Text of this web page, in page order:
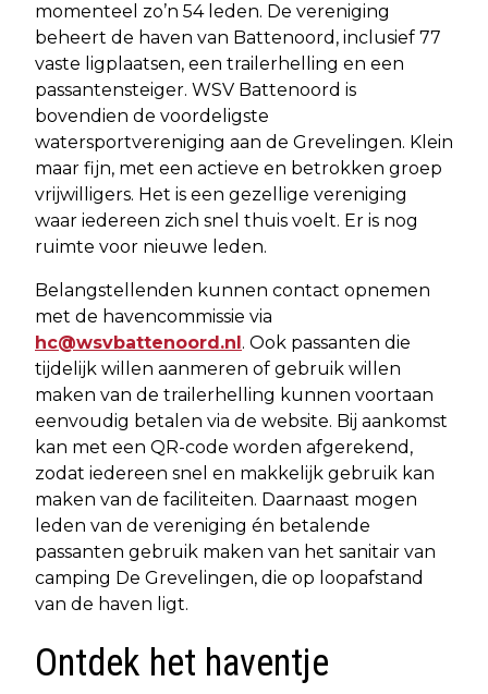
momenteel zo’n 54 leden. De vereniging
beheert de haven van Battenoord, inclusief 77
vaste ligplaatsen, een trailerhelling en een
passantensteiger. WSV Battenoord is
bovendien de voordeligste
watersportvereniging aan de Grevelingen. Klein
maar fijn, met een actieve en betrokken groep
vrijwilligers. Het is een gezellige vereniging
waar iedereen zich snel thuis voelt. Er is nog
ruimte voor nieuwe leden.
Belangstellenden kunnen contact opnemen
met de havencommissie via
hc@wsvbattenoord.nl . Ook passanten die
tijdelijk willen aanmeren of gebruik willen
maken van de trailerhelling kunnen voortaan
eenvoudig betalen via de website. Bij aankomst
kan met een QR-code worden afgerekend,
zodat iedereen snel en makkelijk gebruik kan
maken van de faciliteiten. Daarnaast mogen
leden van de vereniging én betalende
passanten gebruik maken van het sanitair van
camping De Grevelingen, die op loopafstand
van de haven ligt.
Ontdek het haventje